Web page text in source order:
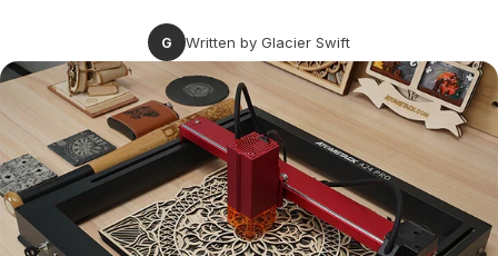
G Written by Glacier Swift